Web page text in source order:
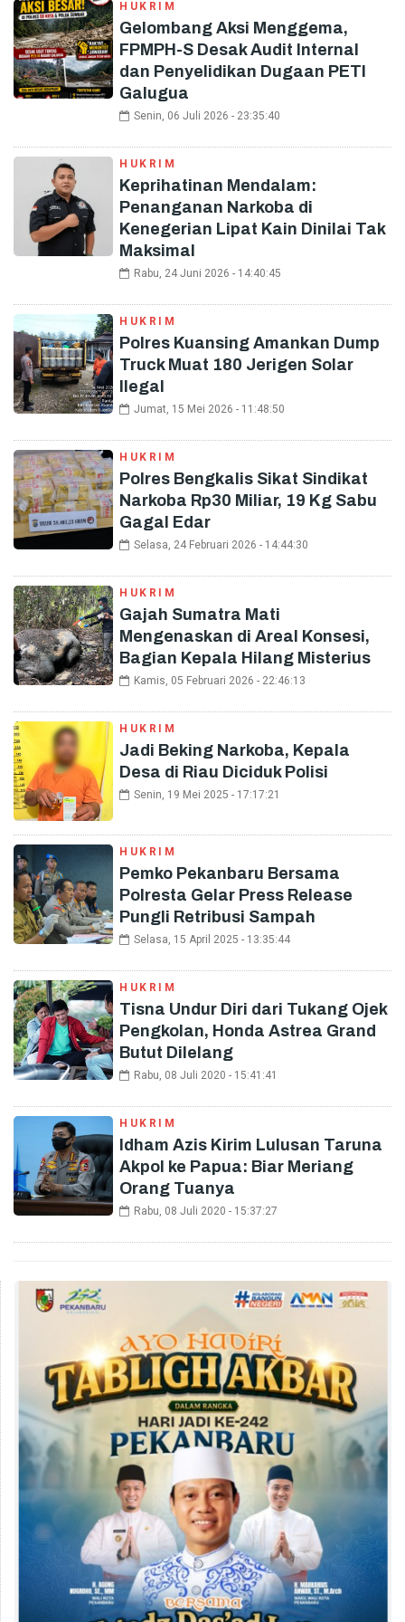
HUKRIM
Gelombang Aksi Menggema,
FPMPH-S Desak Audit Internal
dan Penyelidikan Dugaan PETI
Galugua
Senin, 06 Juli 2026 - 23:35:40
HUKRIM
Keprihatinan Mendalam:
Penanganan Narkoba di
Kenegerian Lipat Kain Dinilai Tak
Maksimal
Rabu, 24 Juni 2026 - 14:40:45
HUKRIM
Polres Kuansing Amankan Dump
Truck Muat 180 Jerigen Solar
Ilegal
Jumat, 15 Mei 2026 - 11:48:50
HUKRIM
Polres Bengkalis Sikat Sindikat
Narkoba Rp30 Miliar, 19 Kg Sabu
Gagal Edar
Selasa, 24 Februari 2026 - 14:44:30
HUKRIM
Gajah Sumatra Mati
Mengenaskan di Areal Konsesi,
Bagian Kepala Hilang Misterius
Kamis, 05 Februari 2026 - 22:46:13
HUKRIM
Jadi Beking Narkoba, Kepala
Desa di Riau Diciduk Polisi
Senin, 19 Mei 2025 - 17:17:21
HUKRIM
Pemko Pekanbaru Bersama
Polresta Gelar Press Release
Pungli Retribusi Sampah
Selasa, 15 April 2025 - 13:35:44
HUKRIM
Tisna Undur Diri dari Tukang Ojek
Pengkolan, Honda Astrea Grand
Butut Dilelang
Rabu, 08 Juli 2020 - 15:41:41
HUKRIM
Idham Azis Kirim Lulusan Taruna
Akpol ke Papua: Biar Meriang
Orang Tuanya
Rabu, 08 Juli 2020 - 15:37:27